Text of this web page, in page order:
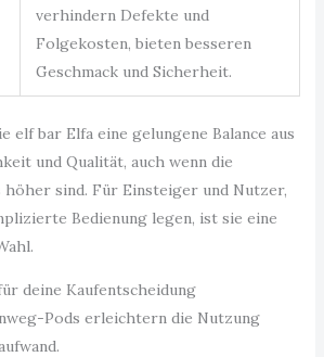
verhindern Defekte und
Folgekosten, bieten besseren
Geschmack und Sicherheit.
elf bar Elfa eine gelungene Balance aus
und Qualität, auch wenn die
sind. Für Einsteiger und Nutzer,
Bedienung legen, ist sie eine
deine Kaufentscheidung
Pods erleichtern die Nutzung